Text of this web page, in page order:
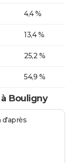
4,4 %
13,4 %
25,2 %
54,9 %
Bouligny
d'après